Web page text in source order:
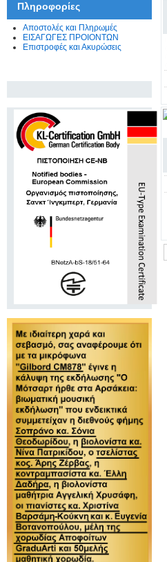
Πληροφορίες
Αποστολές και Πληρωμές
ΕΙΣΑΓΩΓΕΣ ΠΡΟΙΟΝΤΩΝ
Επιστροφές και Ακυρώσεις